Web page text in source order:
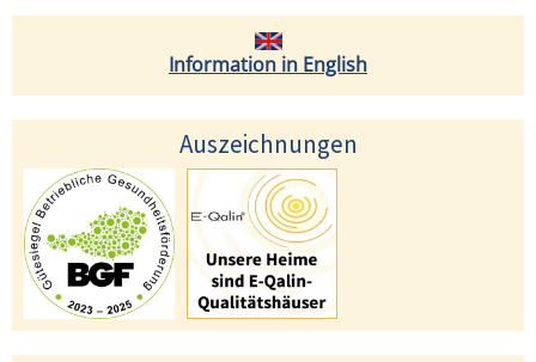
Information in English
Auszeichnungen